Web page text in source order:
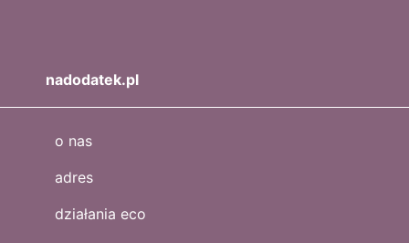
nadodatek.pl
o nas
adres
działania eco